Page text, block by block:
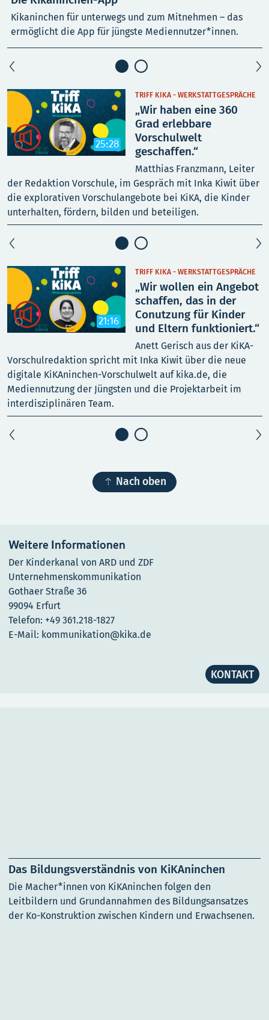
Kikaninchen für unterwegs und zum Mitnehmen – das
ermöglicht die App für jüngste Mediennutzer*innen.
 25:28
TRIFF KIKA - WERKSTATTGESPRÄCHE
„Wir haben eine 360
Grad erlebbare
Vorschulwelt
geschaffen.“
Matthias Franzmann, Leiter
der Redaktion Vorschule, im Gespräch mit Inka Kiwit über
die explorativen Vorschulangebote bei KiKA, die Kinder
unterhalten, fördern, bilden und beteiligen.
 21:16
TRIFF KIKA - WERKSTATTGESPRÄCHE
„Wir wollen ein Angebot
schaffen, das in der
Conutzung für Kinder
und Eltern funktioniert.“
Anett Gerisch aus der KiKA-
Vorschulredaktion spricht mit Inka Kiwit über die neue
digitale KiKAninchen-Vorschulwelt auf kika.de, die
Mediennutzung der Jüngsten und die Projektarbeit im
interdisziplinären Team.
 Nach oben
Weitere Informationen
Der Kinderkanal von ARD und ZDF
Unternehmenskommunikation
Gothaer Straße 36
99094 Erfurt
Telefon: +49 361.218-1827
E-Mail: kommunikation@kika.de
KONTAKT
Das Bildungsverständnis von KiKAninchen
Die Macher*innen von KiKAninchen folgen den
Leitbildern und Grundannahmen des Bildungsansatzes
der Ko-Konstruktion zwischen Kindern und Erwachsenen.